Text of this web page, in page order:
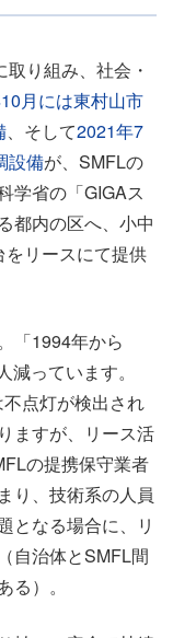
り組み、社会・
月には東村山市
、そして2021年7
設備が、SMFLの
学省の「GIGAス
都内の区へ、小中
リースにて提供
「1994年から
っています。
点灯が検出され
ますが、リース活
の提携保守業者
り、技術系の人員
となる場合に、リ
自治体とSMFL間
）。